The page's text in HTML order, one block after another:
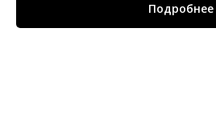
Подробнее